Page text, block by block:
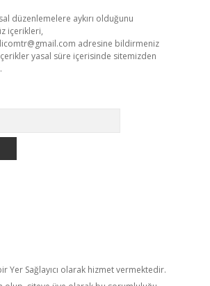
düzenlemelere aykırı olduğunu
içerikleri,
adresine bildirmeniz
yasal süre içerisinde sitemizden
Yer Sağlayıcı olarak hizmet vermektedir.